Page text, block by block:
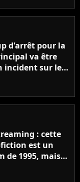
d'arrêt pour la
va être
incident sur le
: cette
fiction est un
de 1995, mais